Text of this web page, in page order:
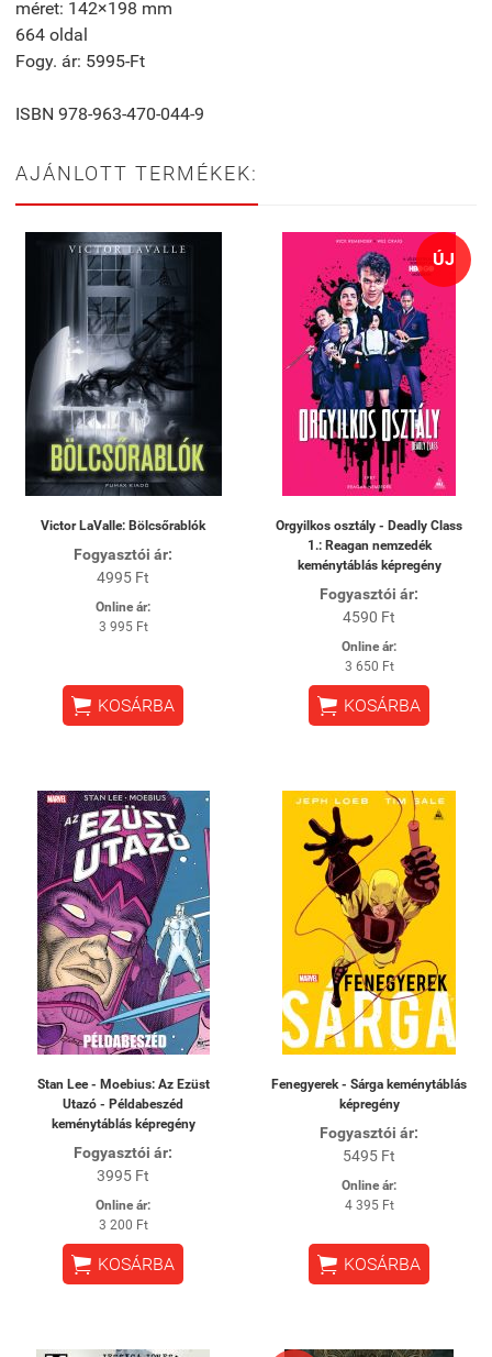
méret: 142×198 mm
664 oldal
Fogy. ár: 5995-Ft
ISBN 978-963-470-044-9
AJÁNLOTT TERMÉKEK:
Victor LaValle: Bölcsőrablók
Fogyasztói ár:
4995 Ft
Online ár:
3 995 Ft
 KOSÁRBA
ÚJ
Orgyilkos osztály - Deadly Class
1.: Reagan nemzedék
keménytáblás képregény
Fogyasztói ár:
4590 Ft
Online ár:
3 650 Ft
 KOSÁRBA
Stan Lee - Moebius: Az Ezüst
Utazó - Példabeszéd
keménytáblás képregény
Fogyasztói ár:
3995 Ft
Online ár:
3 200 Ft
 KOSÁRBA
Fenegyerek - Sárga keménytáblás
képregény
Fogyasztói ár:
5495 Ft
Online ár:
4 395 Ft
 KOSÁRBA